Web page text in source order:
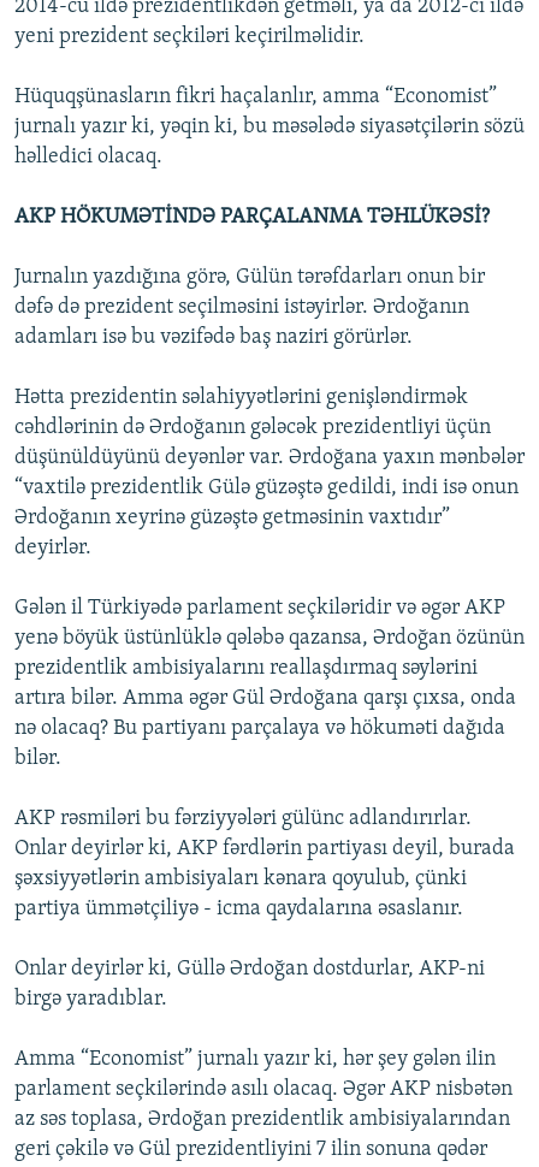
2014-cü ildə prezidentlikdən getməli, ya da 2012-ci ildə
yeni prezident seçkiləri keçirilməlidir.
Hüquqşünasların fikri haçalanlır, amma “Economist”
jurnalı yazır ki, yəqin ki, bu məsələdə siyasətçilərin sözü
həlledici olacaq.
AKP HÖKUMƏTİNDƏ PARÇALANMA TƏHLÜKƏSİ?
Jurnalın yazdığına görə, Gülün tərəfdarları onun bir
dəfə də prezident seçilməsini istəyirlər. Ərdoğanın
adamları isə bu vəzifədə baş naziri görürlər.
Hətta prezidentin səlahiyyətlərini genişləndirmək
cəhdlərinin də Ərdoğanın gələcək prezidentliyi üçün
düşünüldüyünü deyənlər var. Ərdoğana yaxın mənbələr
“vaxtilə prezidentlik Gülə güzəştə gedildi, indi isə onun
Ərdoğanın xeyrinə güzəştə getməsinin vaxtıdır”
deyirlər.
Gələn il Türkiyədə parlament seçkiləridir və əgər AKP
yenə böyük üstünlüklə qələbə qazansa, Ərdoğan özünün
prezidentlik ambisiyalarını reallaşdırmaq səylərini
artıra bilər. Amma əgər Gül Ərdoğana qarşı çıxsa, onda
nə olacaq? Bu partiyanı parçalaya və hökuməti dağıda
bilər.
AKP rəsmiləri bu fərziyyələri gülünc adlandırırlar.
Onlar deyirlər ki, AKP fərdlərin partiyası deyil, burada
şəxsiyyətlərin ambisiyaları kənara qoyulub, çünki
partiya ümmətçiliyə - icma qaydalarına əsaslanır.
Onlar deyirlər ki, Güllə Ərdoğan dostdurlar, AKP-ni
birgə yaradıblar.
Amma “Economist” jurnalı yazır ki, hər şey gələn ilin
parlament seçkilərində asılı olacaq. Əgər AKP nisbətən
az səs toplasa, Ərdoğan prezidentlik ambisiyalarından
geri çəkilə və Gül prezidentliyini 7 ilin sonuna qədər